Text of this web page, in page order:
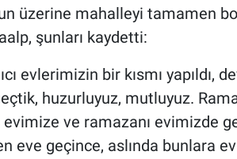
üzerine mahalleyi tamamen
şunları kaydetti:
evlerimizin bir kısmı yapıldı,
huzurluyuz, mutluyuz.
ve ramazanı evimizde
eve geçince, aslında bunlara